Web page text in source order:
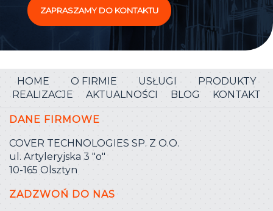
ZAPRASZAMY DO KONTAKTU
HOME O FIRMIE USŁUGI
PRODUKTY
REALIZACJE
AKTUALNOŚCI BLOG KONTAKT
DANE FIRMOWE
COVER TECHNOLOGIES SP. Z O.O.
ul. Artyleryjska 3 ″o″
10-165 Olsztyn
ZADZWOŃ DO NAS